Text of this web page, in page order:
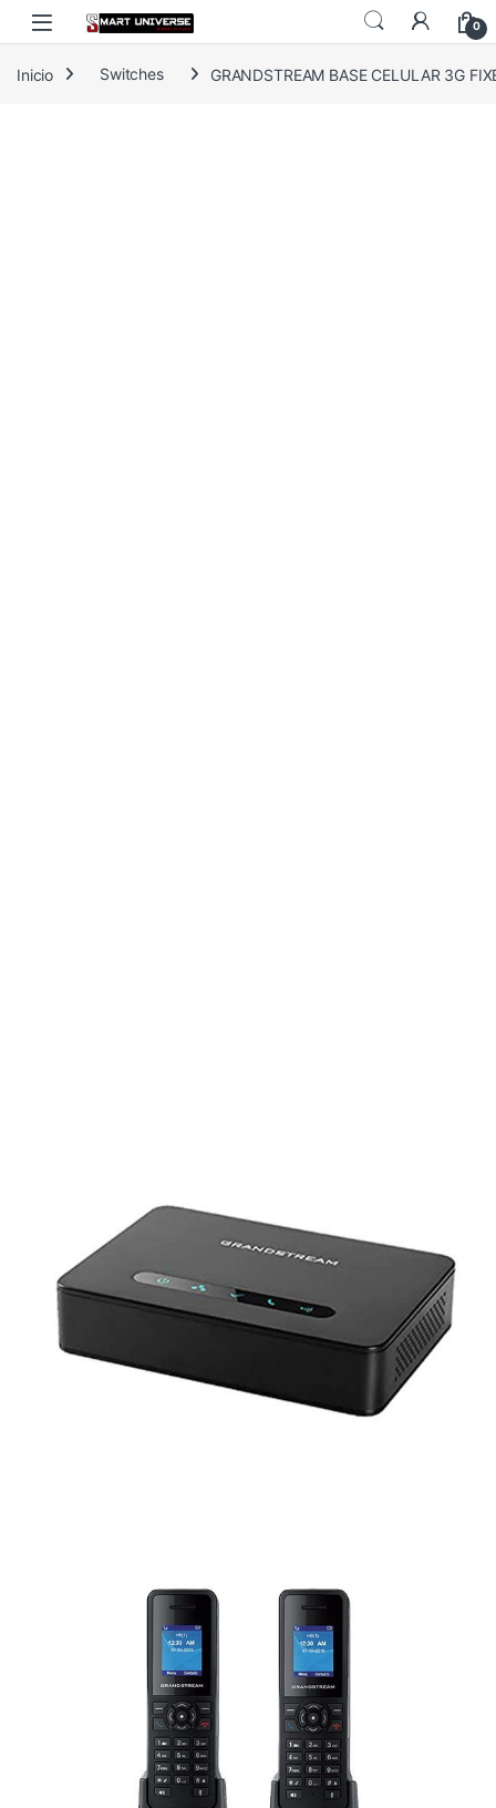
Skip to navigation
Skip to content
0
Inicio Switches GRANDSTREAM BASE CELULAR 3G